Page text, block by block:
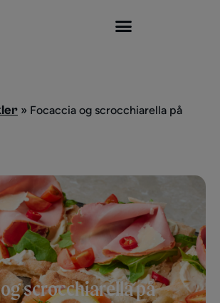
» Focaccia og scrocchiarella på
scrocchiarella på